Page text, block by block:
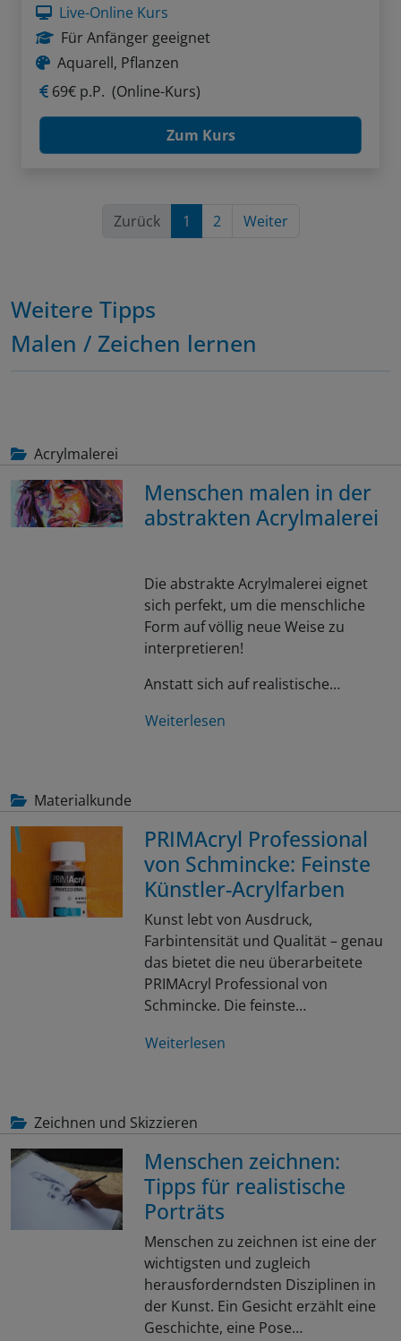
Live-Online Kurs
Für Anfänger geeignet
Aquarell, Pflanzen
69€ p.P. (Online-Kurs)
Zum Kurs
Zurück 1 2 Weiter
Weitere Tipps
Malen / Zeichen lernen
Acrylmalerei
Menschen malen in der
abstrakten Acrylmalerei
Die abstrakte Acrylmalerei eignet
sich perfekt, um die menschliche
Form auf völlig neue Weise zu
interpretieren!
Anstatt sich auf realistische…
Weiterlesen
Materialkunde
PRIMAcryl Professional
von Schmincke: Feinste
Künstler-Acrylfarben
Kunst lebt von Ausdruck,
Farbintensität und Qualität – genau
das bietet die neu überarbeitete
PRIMAcryl Professional von
Schmincke. Die feinste…
Weiterlesen
Zeichnen und Skizzieren
Menschen zeichnen:
Tipps für realistische
Porträts
Menschen zu zeichnen ist eine der
wichtigsten und zugleich
herausforderndsten Disziplinen in
der Kunst. Ein Gesicht erzählt eine
Geschichte, eine Pose…